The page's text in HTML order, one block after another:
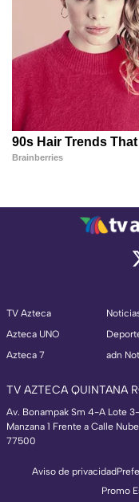
TV Azteca
Azteca UNO
Azteca 7
adn
TV AZTECA QUINTANA
Av. Bonampak Sm 4-A Lote
Manzana 1 Frente a Calle Nube
77500
Aviso de privacidad
Promo